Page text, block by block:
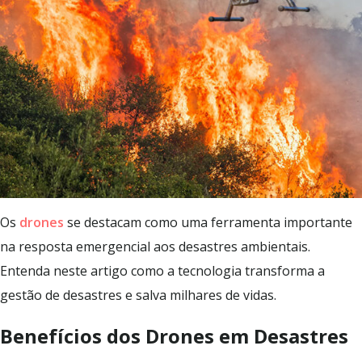
Os drones se destacam como uma ferramenta importante
na resposta emergencial aos desastres ambientais.
Entenda neste artigo como a tecnologia transforma a
gestão de desastres e salva milhares de vidas.
Benefícios dos Drones em Desastres